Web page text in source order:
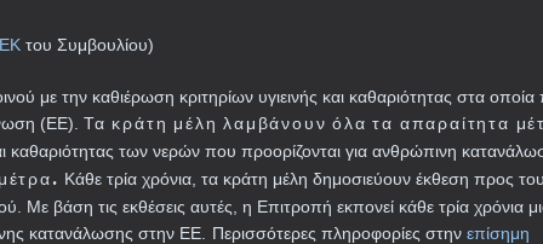
του Συμβουλίου)
με την καθιέρωση κριτηρίων υγιεινής και καθαριότητας στα οποία
(ΕΕ). Τα κράτη μέλη λαμβάνουν όλα τα απαραίτητα
καθαριότητας των νερών που προορίζονται για ανθρώπινη
Κάθε τρία χρόνια, τα κράτη μέλη δημοσιεύουν έκθεση προς
Με βάση τις εκθέσεις αυτές, η Επιτροπή εκπονεί κάθε τρία χρόνια
κατανάλωσης στην ΕΕ.
Περισσότερες πληροφορίες στηνεπίσημη